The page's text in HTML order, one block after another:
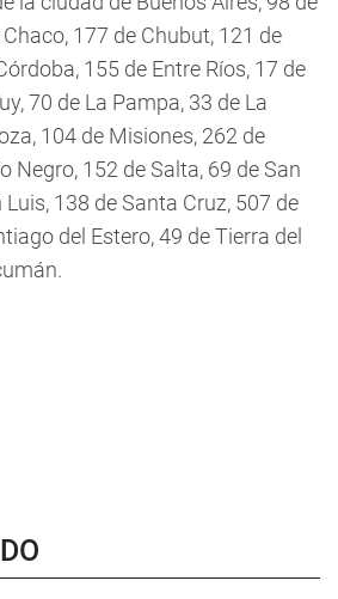
177 de Chubut, 121 de
155 de Entre Ríos, 17 de
70 de La Pampa, 33 de La
104 de Misiones, 262 de
Negro, 152 de Salta, 69 de San
138 de Santa Cruz, 507 de
del Estero, 49 de Tierra del